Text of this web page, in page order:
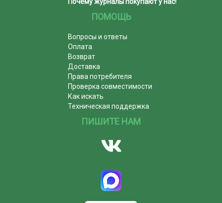
ПОМОЩЬ
Вопросы и ответы
Оплата
Возврат
Доставка
Права потребителя
Проверка совместимости
Как искать
Техническая поддержка
ПИШИТЕ НАМ